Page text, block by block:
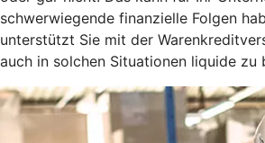
schwerwiegende finanzielle Folgen
unterstützt Sie mit der
auch in solchen Situationen liquide zu